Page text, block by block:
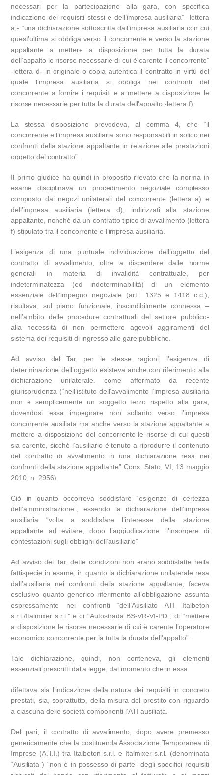
necessari per la partecipazione alla gara, con specifica
indicazione dei requisiti stessi e dell’impresa ausiliaria” -lettera
a;- “una dichiarazione sottoscritta dall’impresa ausiliaria con cui
quest’ultima si obbliga verso il concorrente e verso la stazione
appaltante a mettere a disposizione per tutta la durata
dell’appalto le risorse necessarie di cui è carente il concorrente”
-lettera d- in originale o copia autentica il contratto in virtù del
quale l’impresa ausiliaria si obbliga nei confronti del
concorrente a fornire i requisiti e a mettere a disposizione le
risorse necessarie per tutta la durata dell’appalto -lettera f).
La stessa disposizione prevedeva, al comma 4, che “il
concorrente e l’impresa ausiliaria sono responsabili in solido nei
confronti della stazione appaltante in relazione alle prestazioni
oggetto del contratto”..
Il primo giudice ha quindi in proposito rilevato che la norma in
esame disciplinava un procedimento negoziale complesso
composto dai negozi unilaterali del concorrente (lettera a) e
dell’impresa ausiliaria (lettera d), indirizzati alla stazione
appaltante, nonché da un contratto tipico di avvalimento (lettera
f) stipulato tra il concorrente e l’impresa ausiliaria.
L’esigenza di una puntuale individuazione dell’oggetto del
contratto di avvalimento, oltre a discendere dalle norme
generali in materia di invalidità contrattuale, per
indeterminatezza (ed indeterminabilità) di un elemento
essenziale dell’impegno negoziale (artt. 1325 e 1418 c.c.),
risultava, sul piano funzionale, inscindibilmente connessa –
nell’ambito delle procedure contrattuali del settore pubblico-
alla necessità di non permettere agevoli aggiramenti del
sistema dei requisiti di ingresso alle gare pubbliche.
Ad avviso del Tar, per le stesse ragioni, l’esigenza di
determinazione dell’oggetto esisteva anche con riferimento alla
dichiarazione unilaterale. come affermato da recente
giurisprudenza (“nell’istituto dell’avvalimento l’impresa ausiliaria
non è semplicemente un soggetto terzo rispetto alla gara,
dovendosi essa impegnare non soltanto verso l’impresa
concorrente ausiliata ma anche verso la stazione appaltante a
mettere a disposizione del concorrente le risorse di cui questi
sia carente, sicché l’ausiliario è tenuto a riprodurre il contenuto
del contratto di avvalimento in una dichiarazione resa nei
confronti della stazione appaltante” Cons. Stato, VI, 13 maggio
2010, n. 2956).
Ciò in quanto occorreva soddisfare “esigenze di certezza
dell’amministrazione”, essendo la dichiarazione dell’impresa
ausiliaria “volta a soddisfare l’interesse della stazione
appaltante ad evitare, dopo l’aggiudicazione, l’insorgere di
contestazioni sugli obblighi dell’ausiliario”
Ad avviso del Tar, dette condizioni non erano soddisfatte nella
fattispecie in esame, in quanto la dichiarazione unilaterale resa
dall’ausiliaria nei confronti della stazione appaltante, faceva
esclusivo quanto generico riferimento all’obbligazione assunta
espressamente nei confronti “dell’Ausiliato ATI Italbeton
s.r.l./Italmixer s.r.l.” e di “Autostrada BS-VR-VI-PD”, di “mettere
a disposizione le risorse necessarie di cui è carente l’operatore
economico concorrente per la tutta la durata dell’appalto”.
Tale dichiarazione, quindi, non conteneva, gli elementi
essenziali prescritti dalla legge, dal momento che in essa
difettava sia l’indicazione della natura dei requisiti in concreto
prestati, sia, soprattutto, della misura del prestito con riguardo
a ciascuna delle società componenti l’ATI ausiliata.
Del pari, il contratto di avvalimento, dopo avere premesso
genericamente che la costituenda Associazione Temporanea di
Imprese (A.T.I.) tra Italbeton s.r.l. e Italmixer s.r.l. (denominata
“Ausiliata”) “non è in possesso di parte” degli specifici requisiti